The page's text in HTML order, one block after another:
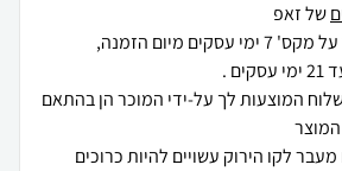
של זאפ
מיום הזמנה,
עסקים .
המוצעות לך על-ידי המוכר הן בהתאם
המוצר
לקו הירוק עשויים להיות כרוכים